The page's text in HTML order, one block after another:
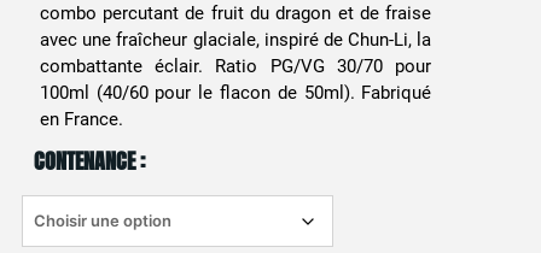
prix :
12,90 €
combo percutant de fruit du dragon et de fraise
avec une fraîcheur glaciale, inspiré de Chun-Li, la
combattante éclair. Ratio PG/VG 30/70 pour
100ml (40/60 pour le flacon de 50ml). Fabriqué
en France.
CONTENANCE :